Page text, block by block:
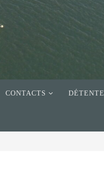
CONTACTS DÉTENTE